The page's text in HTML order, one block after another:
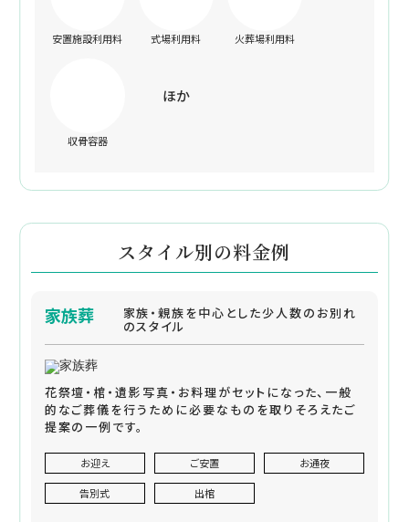
安置施設利用料 式場利用料 火葬場利用料
収骨容器
ほか
スタイル別の料金例
家族葬 家族・親族を中心とした少人数のお別れ
のスタイル
花祭壇・棺・遺影写真・お料理がセットになった、一般
的なご葬儀を行うために必要なものを取りそろえたご
提案の一例です。
お迎え ご安置 お通夜
告別式 出棺